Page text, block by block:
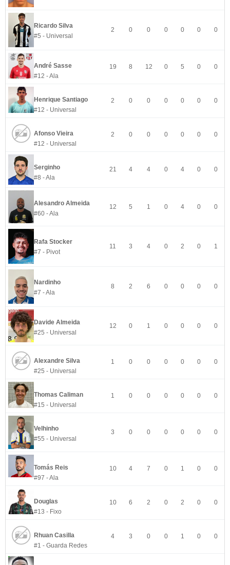
Ricardo Silva
#5 - Universal
2 0 0 0 0 0 0
André Sasse
#12 - Ala
19 8 12 0 5 0 0
Henrique Santiago
#12 - Universal
2 0 0 0 0 0 0
Afonso Vieira
#12 - Universal
2 0 0 0 0 0 0
Serginho
#8 - Ala
21 4 4 0 4 0 0
Alesandro Almeida
#60 - Ala
12 5 1 0 4 0 0
Rafa Stocker
#7 - Pivot
11 3 4 0 2 0 1
Nardinho
#7 - Ala
8 2 6 0 0 0 0
Davide Almeida
#25 - Universal
12 0 1 0 0 0 0
Alexandre Silva
#25 - Universal
1 0 0 0 0 0 0
Thomas Caliman
#15 - Universal
1 0 0 0 0 0 0
Velhinho
#55 - Universal
3 0 0 0 0 0 0
Tomás Reis
#97 - Ala
10 4 7 0 1 0 0
Douglas
#13 - Fixo
10 6 2 0 2 0 0
Rhuan Casilla
#1 - Guarda Redes
4 3 0 0 1 0 0